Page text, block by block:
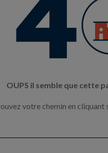
OUPS il semble que cette
votre chemin en cliquant